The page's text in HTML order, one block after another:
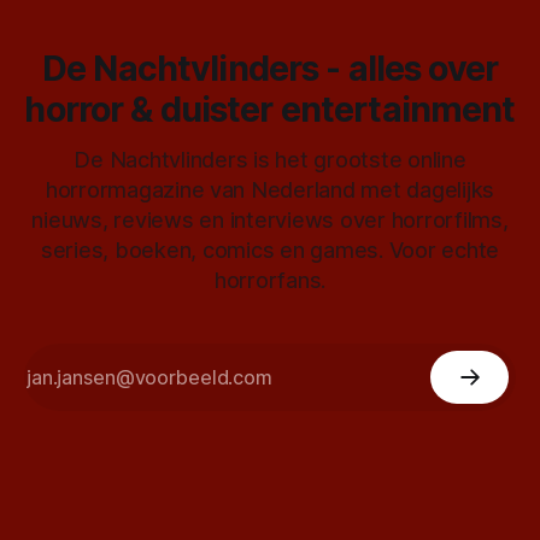
De Nachtvlinders - alles over
horror & duister entertainment
De Nachtvlinders is het grootste online
horrormagazine van Nederland met dagelijks
nieuws, reviews en interviews over horrorfilms,
series, boeken, comics en games. Voor echte
horrorfans.